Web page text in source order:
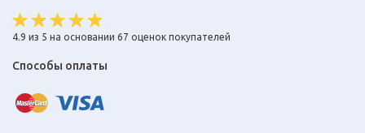
4.9 из 5 на основании 67 оценок покупателей
Способы оплаты